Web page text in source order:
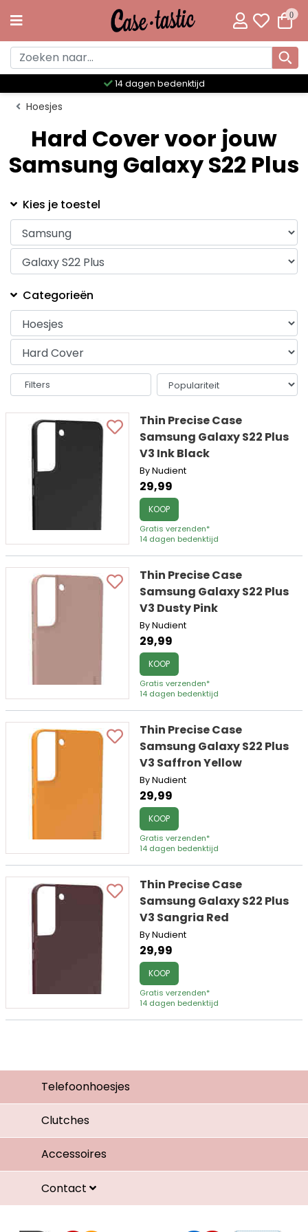
0
14 dagen bedenktijd
Hoesjes
Hard Cover voor jouw
Samsung Galaxy S22 Plus
Kies je toestel
Categorieën
Filters
Thin Precise Case
Samsung Galaxy S22 Plus
V3 Ink Black
By Nudient
29,99
KOOP
Gratis verzenden*
14 dagen bedenktijd
Thin Precise Case
Samsung Galaxy S22 Plus
V3 Dusty Pink
By Nudient
29,99
KOOP
Gratis verzenden*
14 dagen bedenktijd
Thin Precise Case
Samsung Galaxy S22 Plus
V3 Saffron Yellow
By Nudient
29,99
KOOP
Gratis verzenden*
14 dagen bedenktijd
Thin Precise Case
Samsung Galaxy S22 Plus
V3 Sangria Red
By Nudient
29,99
KOOP
Gratis verzenden*
14 dagen bedenktijd
Telefoonhoesjes
Clutches
Accessoires
Contact